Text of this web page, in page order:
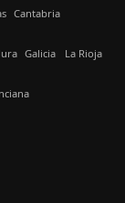
Cantabria
Galicia La Rioja